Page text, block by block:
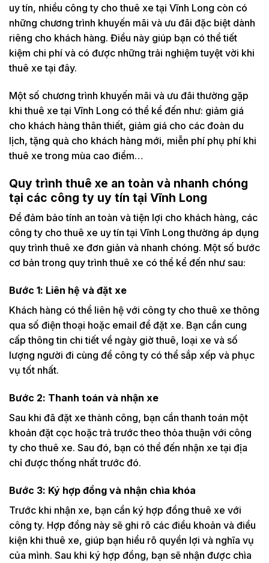
uy tín, nhiều công ty cho thuê xe tại Vĩnh Long còn có
những chương trình khuyến mãi và ưu đãi đặc biệt dành
riêng cho khách hàng. Điều này giúp bạn có thể tiết
kiệm chi phí và có được những trải nghiệm tuyệt vời khi
thuê xe tại đây.
Một số chương trình khuyến mãi và ưu đãi thường gặp
khi thuê xe tại Vĩnh Long có thể kể đến như: giảm giá
cho khách hàng thân thiết, giảm giá cho các đoàn du
lịch, tặng quà cho khách hàng mới, miễn phí phụ phí khi
thuê xe trong mùa cao điểm…
Quy trình thuê xe an toàn và nhanh chóng
tại các công ty uy tín tại Vĩnh Long
Để đảm bảo tính an toàn và tiện lợi cho khách hàng, các
công ty cho thuê xe uy tín tại Vĩnh Long thường áp dụng
quy trình thuê xe đơn giản và nhanh chóng. Một số bước
cơ bản trong quy trình thuê xe có thể kể đến như sau:
Bước 1: Liên hệ và đặt xe
Khách hàng có thể liên hệ với công ty cho thuê xe thông
qua số điện thoại hoặc email để đặt xe. Bạn cần cung
cấp thông tin chi tiết về ngày giờ thuê, loại xe và số
lượng người đi cùng để công ty có thể sắp xếp và phục
vụ tốt nhất.
Bước 2: Thanh toán và nhận xe
Sau khi đã đặt xe thành công, bạn cần thanh toán một
khoản đặt cọc hoặc trả trước theo thỏa thuận với công
ty cho thuê xe. Sau đó, bạn có thể đến nhận xe tại địa
chỉ được thống nhất trước đó.
Bước 3: Ký hợp đồng và nhận chìa khóa
Trước khi nhận xe, bạn cần ký hợp đồng thuê xe với
công ty. Hợp đồng này sẽ ghi rõ các điều khoản và điều
kiện khi thuê xe, giúp bạn hiểu rõ quyền lợi và nghĩa vụ
của mình. Sau khi ký hợp đồng, bạn sẽ nhận được chìa